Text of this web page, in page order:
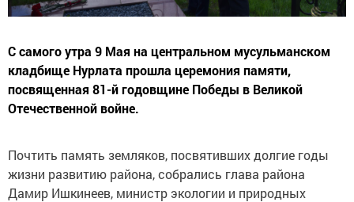
С самого утра 9 Мая на центральном мусульманском
кладбище Нурлата прошла церемония памяти,
посвященная 81-й годовщине Победы в Великой
Отечественной войне.
Почтить память земляков, посвятивших долгие годы
жизни развитию района, собрались глава района
Дамир Ишкинеев, министр экологии и природных